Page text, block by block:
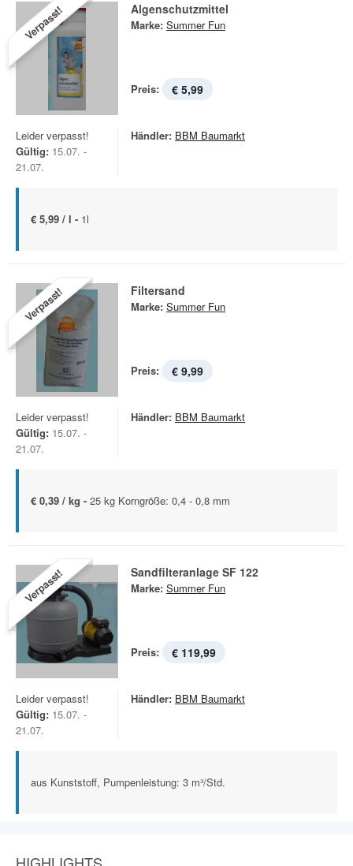
Verpasst! Algenschutzmittel
Marke: Summer Fun
Preis: € 5,99
Leider verpasst!
Gültig: 15.07. -
21.07.
Händler: BBM Baumarkt
€ 5,99 / l - 1l
Verpasst! Filtersand
Marke: Summer Fun
Preis: € 9,99
Leider verpasst!
Gültig: 15.07. -
21.07.
Händler: BBM Baumarkt
€ 0,39 / kg - 25 kg Korngröße: 0,4 - 0,8 mm
Verpasst! Sandfilteranlage SF 122
Marke: Summer Fun
Preis: € 119,99
Leider verpasst!
Gültig: 15.07. -
21.07.
Händler: BBM Baumarkt
aus Kunststoff, Pumpenleistung: 3 m³/Std.